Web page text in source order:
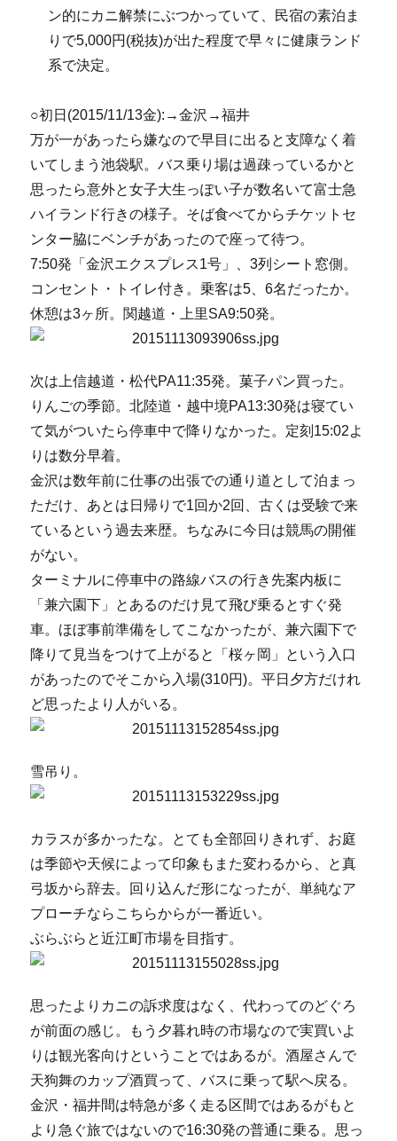
ン的にカニ解禁にぶつかっていて、民宿の素泊ま
りで5,000円(税抜)が出た程度で早々に健康ランド
系で決定。
○初日(2015/11/13金):→金沢→福井
万が一があったら嫌なので早目に出ると支障なく着
いてしまう池袋駅。バス乗り場は過疎っているかと
思ったら意外と女子大生っぽい子が数名いて富士急
ハイランド行きの様子。そば食べてからチケットセ
ンター脇にベンチがあったので座って待つ。
7:50発「金沢エクスプレス1号」、3列シート窓側。
コンセント・トイレ付き。乗客は5、6名だったか。
休憩は3ヶ所。関越道・上里SA9:50発。
次は上信越道・松代PA11:35発。菓子パン買った。
りんごの季節。北陸道・越中境PA13:30発は寝てい
て気がついたら停車中で降りなかった。定刻15:02よ
りは数分早着。
金沢は数年前に仕事の出張での通り道として泊まっ
ただけ、あとは日帰りで1回か2回、古くは受験で来
ているという過去来歴。ちなみに今日は競馬の開催
がない。
ターミナルに停車中の路線バスの行き先案内板に
「兼六園下」とあるのだけ見て飛び乗るとすぐ発
車。ほぼ事前準備をしてこなかったが、兼六園下で
降りて見当をつけて上がると「桜ヶ岡」という入口
があったのでそこから入場(310円)。平日夕方だけれ
ど思ったより人がいる。
雪吊り。
カラスが多かったな。とても全部回りきれず、お庭
は季節や天候によって印象もまた変わるから、と真
弓坂から辞去。回り込んだ形になったが、単純なア
プローチならこちらからが一番近い。
ぶらぶらと近江町市場を目指す。
思ったよりカニの訴求度はなく、代わってのどぐろ
が前面の感じ。もう夕暮れ時の市場なので実買いよ
りは観光客向けということではあるが。酒屋さんで
天狗舞のカップ酒買って、バスに乗って駅へ戻る。
金沢・福井間は特急が多く走る区間ではあるがもと
より急ぐ旅ではないので16:30発の普通に乗る。思っ